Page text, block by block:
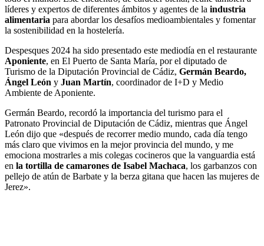
líderes y expertos de diferentes ámbitos y agentes de la industria
alimentaria para abordar los desafíos medioambientales y fomentar
la sostenibilidad en la hostelería.
Despesques 2024 ha sido presentado este mediodía en el restaurante
Aponiente, en El Puerto de Santa María, por el diputado de
Turismo de la Diputación Provincial de Cádiz, Germán Beardo,
Ángel León y Juan Martín, coordinador de I+D y Medio
Ambiente de Aponiente.
Germán Beardo, recordó la importancia del turismo para el
Patronato Provincial de Diputación de Cádiz, mientras que Ángel
León dijo que «después de recorrer medio mundo, cada día tengo
más claro que vivimos en la mejor provincia del mundo, y me
emociona mostrarles a mis colegas cocineros que la vanguardia está
en la tortilla de camarones de Isabel Machaca, los garbanzos con
pellejo de atún de Barbate y la berza gitana que hacen las mujeres de
Jerez».